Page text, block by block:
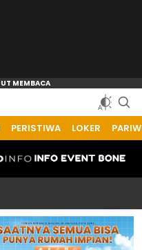
PERISTIWA LOKER